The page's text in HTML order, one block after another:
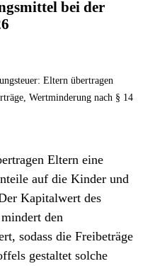
bei der
Eltern übertragen
Wertminderung nach § 14
Eltern eine
auf die Kinder und
Kapitalwert des
den
sodass die Freibeträge
gestaltet solche